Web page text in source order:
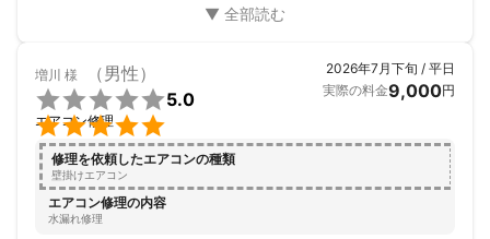
増川 様 （男性）


5.0
エアコン修理
2026年7月下旬 / 平日
実際の料金9,000円
修理を依頼したエアコンの種類
壁掛けエアコン
エアコン修理の内容
水漏れ修理